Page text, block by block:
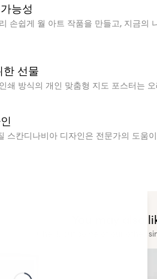
능성
손쉽게 월 아트 작품을 만들고, 지금의
한 선물
쇄 방식의 개인 맞춤형 지도 포스터는
스칸디나비아 디자인은 전문가의 도움
You may also
Check out some of our other